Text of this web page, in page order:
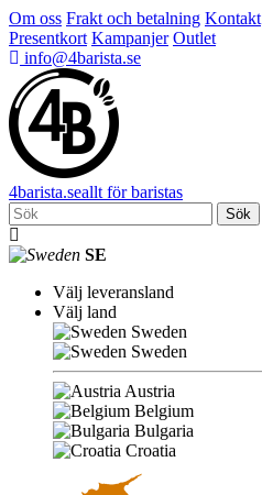
Om oss Frakt och betalning Kontakt
Presentkort Kampanjer Outlet
info@4barista.se
4barista.seallt för baristas
Sök
SE
Välj leveransland
Välj land
Sweden
Sweden
Austria
Belgium
Bulgaria
Croatia